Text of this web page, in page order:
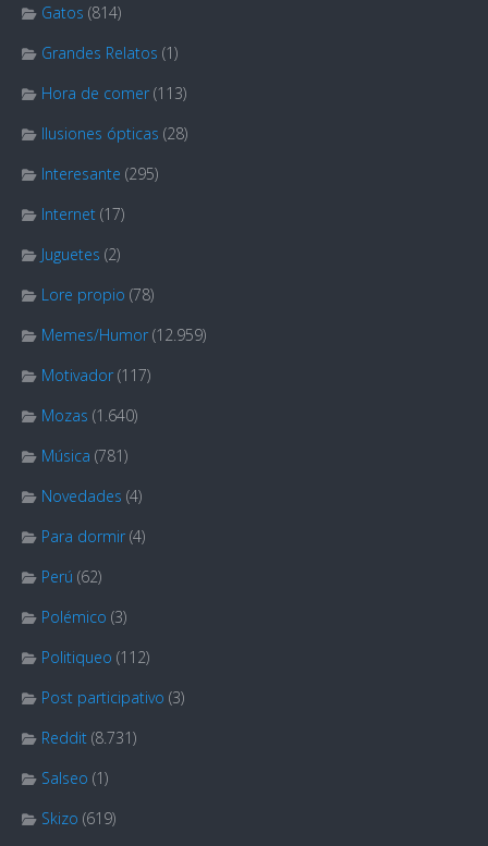
Gatos (814)
Grandes Relatos (1)
Hora de comer (113)
Ilusiones ópticas (28)
Interesante (295)
Internet (17)
Juguetes (2)
Lore propio (78)
Memes/Humor (12.959)
Motivador (117)
Mozas (1.640)
Música (781)
Novedades (4)
Para dormir (4)
Perú (62)
Polémico (3)
Politiqueo (112)
Post participativo (3)
Reddit (8.731)
Salseo (1)
Skizo (619)